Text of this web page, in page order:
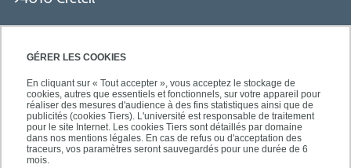
GÉRER LES COOKIES
En cliquant sur « Tout accepter », vous acceptez le stockage de
cookies, autres que essentiels et fonctionnels, sur votre appareil pour
réaliser des mesures d'audience à des fins statistiques ainsi que de
publicités (cookies Tiers). L'université est responsable de traitement
pour le site Internet. Les cookies Tiers sont détaillés par domaine
dans nos mentions légales. En cas de refus ou d'acceptation des
traceurs, vos paramètres seront sauvegardés pour une durée de 6
mois.
PRATIQUE
NOS FORMATIONS